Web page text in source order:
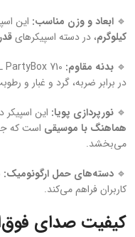
🔹 ابعاد و وزن مناسب: این
کیلوگرم، در دسته اسپیکرهای
🔹 بدنه مقاوم:
در برابر ضربه، گرد و غبار و
🔹 نورپردازی پویا: این اسپیکر
هماهنگ با موسیقی است که
می‌بخشد.
🔹 دسته‌های حمل ارگونومیک:
کاربران فراهم می‌کند.
کیفیت صدای